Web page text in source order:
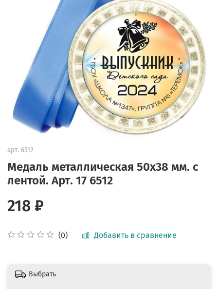
арт. 6512
Медаль металлическая 50х38 мм. с
лентой. Арт. 17 6512
(0) Добавить в сравнение
218 ₽
Выбрать